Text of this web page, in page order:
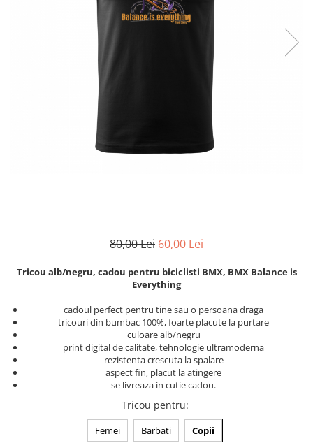
Tricouri gameri
Tricouri music is life
Tricouri sporturi de iarna
Tricouri snowboard
Tricouri ski
Tricouri aniversare
80,00 Lei 60,00 Lei
Tricou alb/negru, cadou pentru biciclisti BMX, BMX Balance is
Everything
cadoul perfect pentru tine sau o persoana draga
tricouri din bumbac 100%, foarte placute la purtare
culoare alb/negru
print digital de calitate, tehnologie ultramoderna
rezistenta crescuta la spalare
aspect fin, placut la atingere
se livreaza in cutie cadou.
Tricou pentru:
Femei Barbati Copii